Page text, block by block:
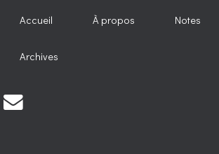
Accueil À propos Notes
Archives